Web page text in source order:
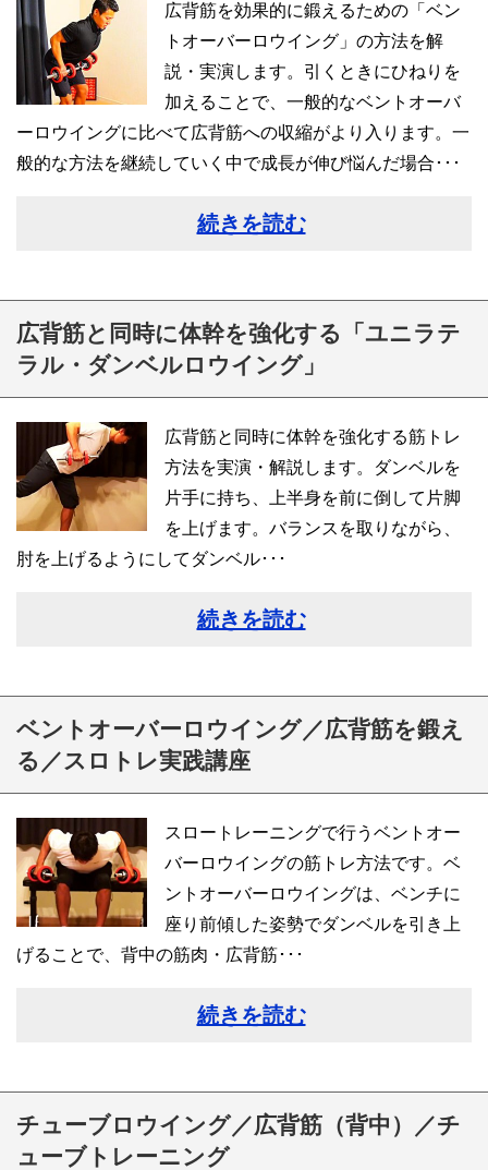
広背筋を効果的に鍛えるための「ベン
トオーバーロウイング」の方法を解
説・実演します。引くときにひねりを
加えることで、一般的なベントオーバ
ーロウイングに比べて広背筋への収縮がより入ります。一
般的な方法を継続していく中で成長が伸び悩んだ場合･･･
続きを読む
広背筋と同時に体幹を強化する「ユニラテ
ラル・ダンベルロウイング」
広背筋と同時に体幹を強化する筋トレ
方法を実演・解説します。ダンベルを
片手に持ち、上半身を前に倒して片脚
を上げます。バランスを取りながら、
肘を上げるようにしてダンベル･･･
続きを読む
ベントオーバーロウイング／広背筋を鍛え
る／スロトレ実践講座
スロートレーニングで行うベントオー
バーロウイングの筋トレ方法です。ベ
ントオーバーロウイングは、ベンチに
座り前傾した姿勢でダンベルを引き上
げることで、背中の筋肉・広背筋･･･
続きを読む
チューブロウイング／広背筋（背中）／チ
ューブトレーニング